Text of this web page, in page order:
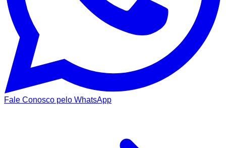
Fale Conosco pelo WhatsApp